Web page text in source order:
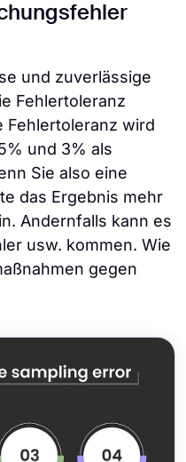
und zuverlässige
Fehlertoleranz
Fehlertoleranz wird
und 3% als
Sie also eine
das Ergebnis mehr
Andernfalls kann es
usw. kommen. Wie
gegen